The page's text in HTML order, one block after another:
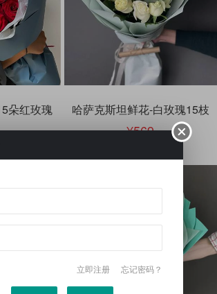
朵红玫瑰 哈萨克斯坦鲜花-白玫瑰15枝
569
立即注册 忘记密码？